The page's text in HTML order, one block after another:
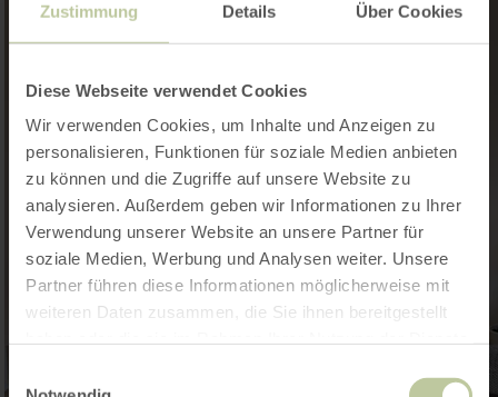
Zustimmung Details Über Cookies
Diese Webseite verwendet Cookies
Wir verwenden Cookies, um Inhalte und Anzeigen zu
personalisieren, Funktionen für soziale Medien anbieten
zu können und die Zugriffe auf unsere Website zu
analysieren. Außerdem geben wir Informationen zu Ihrer
Verwendung unserer Website an unsere Partner für
soziale Medien, Werbung und Analysen weiter. Unsere
Partner führen diese Informationen möglicherweise mit
weiteren Daten zusammen, die Sie ihnen bereitgestellt